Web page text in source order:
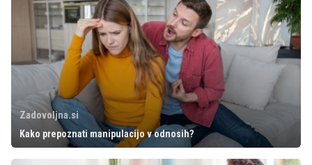
Zadovoljna.si
Kako prepoznati manipulacijo v odnosih?